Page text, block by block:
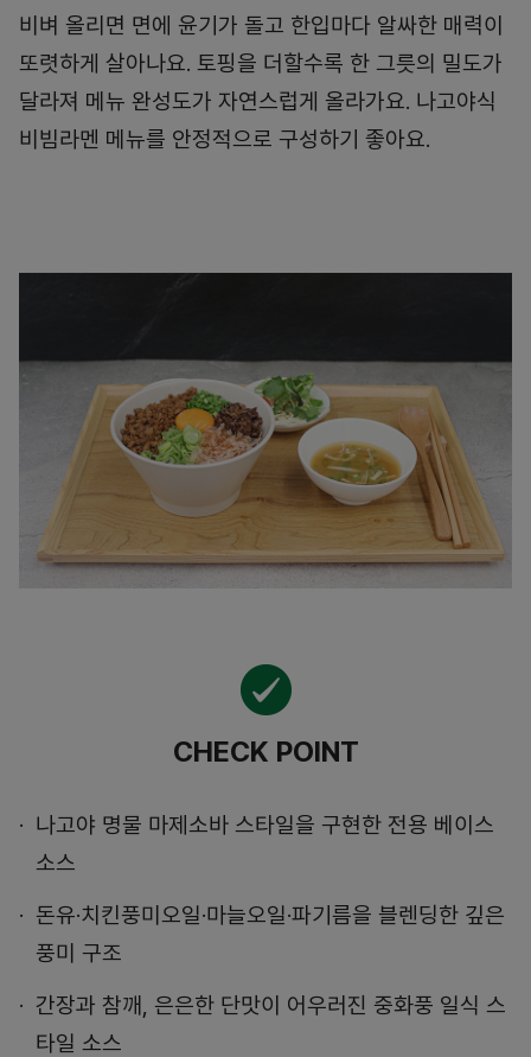
비벼 올리면 면에 윤기가 돌고 한입마다 알싸한 매력이
또렷하게 살아나요. 토핑을 더할수록 한 그릇의 밀도가
달라져 메뉴 완성도가 자연스럽게 올라가요. 나고야식
비빔라멘 메뉴를 안정적으로 구성하기 좋아요.
CHECK POINT
나고야 명물 마제소바 스타일을 구현한 전용 베이스
소스
돈유·치킨풍미오일·마늘오일·파기름을 블렌딩한 깊은
풍미 구조
간장과 참깨, 은은한 단맛이 어우러진 중화풍 일식 스
타일 소스